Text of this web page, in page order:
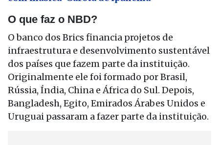
O que faz o NBD?
O banco dos Brics financia projetos de
infraestrutura e desenvolvimento sustentável
dos países que fazem parte da instituição.
Originalmente ele foi formado por Brasil,
Rússia, Índia, China e África do Sul. Depois,
Bangladesh, Egito, Emirados Árabes Unidos e
Uruguai passaram a fazer parte da instituição.